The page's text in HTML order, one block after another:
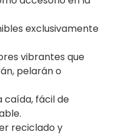
exclusivamente
vibrantes que
pelarán o
caída, fácil de
reciclado y